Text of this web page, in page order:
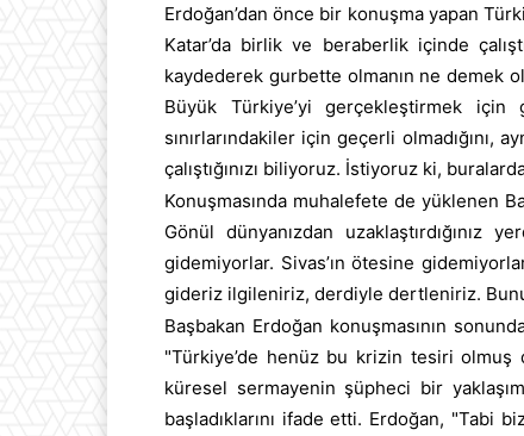
Erdoğan’dan önce bir konuşma yapan
Katar’da birlik ve beraberlik içinde
kaydederek gurbette olmanın ne demek
Büyük Türkiye’yi gerçekleştirmek için
sınırlarındakiler için geçerli
çalıştığınızı biliyoruz. İstiyoruz ki,
Konuşmasında muhalefete de yüklenen
Gönül dünyanızdan uzaklaştırdığınız
gidemiyorlar. Sivas’ın ötesine
gideriz ilgileniriz, derdiyle dertleniriz.
Başbakan Erdoğan konuşmasının
"Türkiye’de henüz bu krizin tesiri olmuş
küresel sermayenin şüpheci bir
başladıklarını ifade etti. Erdoğan, "Tabi